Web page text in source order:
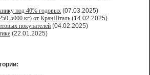
под 40% годовых (07.03.2025)
5000 кг) от КранШталь (14.02.2025)
покупателей (04.02.2025)
(22.01.2025)